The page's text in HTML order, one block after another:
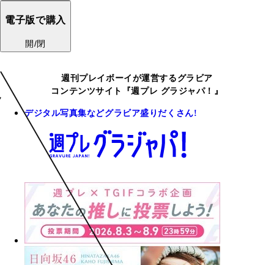
電子版で購入
開/閉
週刊プレイボーイが運営するグラビア
コンテンツサイト『週プレ グラジャパ！』
デジタル写真集などグラビア盛りだくさん!